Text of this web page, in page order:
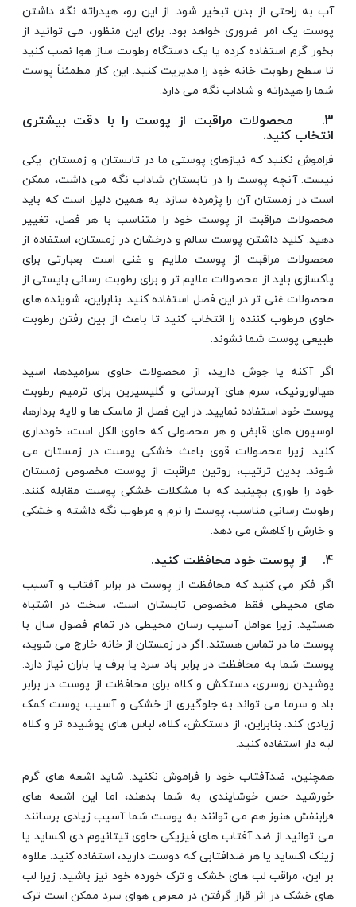
آب به راحتی از بدن تبخیر شود. از این رو، هیدراته نگه داشتن
پوست یک امر ضروری خواهد بود. برای این منظور، می توانید از
بخور گرم استفاده کرده یا یک دستگاه رطوبت ساز هوا نصب کنید
تا سطح رطوبت خانه خود را مدیریت کنید. این کار مطمئناً پوست
شما را هیدراته و شاداب نگه می دارد.
3. محصولات مراقبت از پوست را با دقت بیشتری
انتخاب کنید.
فراموش نکنید که نیازهای پوستی ما در تابستان و زمستان یکی
نیست. آنچه پوست را در تابستان شاداب نگه می داشت، ممکن
است در زمستان آن را پژمرده سازد. به همین دلیل است که باید
محصولات مراقبت از پوست خود را متناسب با هر فصل، تغییر
دهید. کلید داشتن پوست سالم و درخشان در زمستان، استفاده از
محصولات مراقبت از پوست ملایم و غنی است. بعبارتی برای
پاکسازی باید از محصولات ملایم تر و برای رطوبت رسانی بایستی از
محصولات غنی تر در این فصل استفاده کنید. بنابراین، شوینده های
حاوی مرطوب کننده را انتخاب کنید تا باعث از بین رفتن رطوبت
طبیعی پوست شما نشوند.
اگر آکنه یا جوش دارید، از محصولات حاوی سرامیدها، اسید
هیالورونیک، سرم های آبرسانی و گلیسیرین برای ترمیم رطوبت
پوست خود استفاده نمایید. در این فصل از ماسک ها و لایه بردارها،
لوسیون های قابض و هر محصولی که حاوی الکل است، خودداری
کنید. زیرا محصولات قوی باعث خشکی پوست در زمستان می
شوند. بدین ترتیب، روتین مراقبت از پوست مخصوص زمستان
خود را طوری بچینید که با مشکلات خشکی پوست مقابله کنند.
رطوبت رسانی مناسب، پوست را نرم و مرطوب نگه داشته و خشکی
و خارش را کاهش می دهد.
4. از پوست خود محافظت کنید.
اگر فکر می کنید که محافظت از پوست در برابر آفتاب و آسیب
های محیطی فقط مخصوص تابستان است، سخت در اشتباه
هستید. زیرا عوامل آسیب رسان محیطی در تمام فصول سال با
پوست ما در تماس هستند. اگر در زمستان از خانه خارج می شوید،
پوست شما به محافظت در برابر باد سرد یا برف یا باران نیاز دارد.
پوشیدن روسری، دستکش و کلاه برای محافظت از پوست در برابر
باد و سرما می تواند به جلوگیری از خشکی و آسیب پوست کمک
زیادی کند. بنابراین، از دستکش، کلاه، لباس های پوشیده تر و کلاه
لبه دار استفاده کنید.
همچنین، ضدآفتاب خود را فراموش نکنید. شاید اشعه های گرم
خورشید حس خوشایندی به شما بدهند، اما این اشعه های
فرابنفش هنوز هم می توانند به پوست شما آسیب زیادی برسانند.
می توانید از ضد آفتاب های فیزیکی حاوی تیتانیوم دی اکساید یا
زینک اکساید یا هر ضدافتابی که دوست دارید، استفاده کنید. علاوه
بر این، مراقب لب های خشک و ترک خورده خود نیز باشید. زیرا لب
های خشک در اثر قرار گرفتن در معرض هوای سرد ممکن است ترک